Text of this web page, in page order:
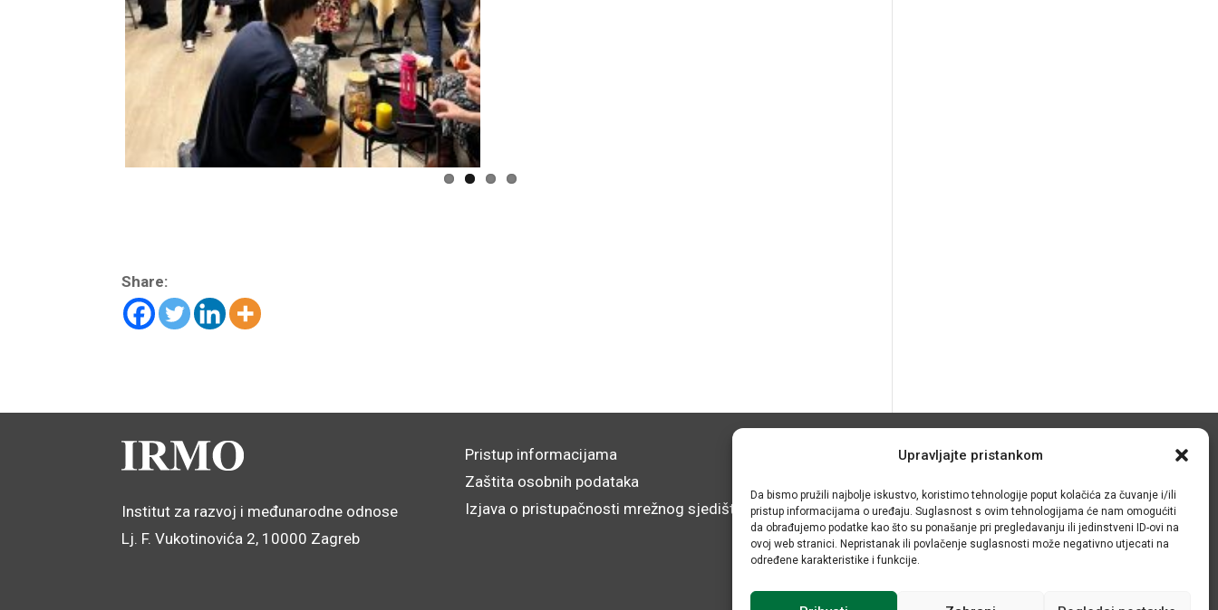
Upravljajte pristankom
Da bismo pružili najbolje iskustvo, koristimo tehnologije poput kolačića za čuvanje i/ili
pristup informacijama o uređaju. Suglasnost s ovim tehnologijama će nam omogućiti
da obrađujemo podatke kao što su ponašanje pri pregledavanju ili jedinstveni ID-ovi na
ovoj web stranici. Nepristanak ili povlačenje suglasnosti može negativno utjecati na
određene karakteristike i funkcije.
Share:
Institut za razvoj i međunarodne odnose
Lj. F. Vukotinovića 2, 10000 Zagreb
Pristup informacijama
Zaštita osobnih podataka
Izjava o pristupačnosti mrežnog sjedišta
© IRMO – Impresum
OIB: 31120185175